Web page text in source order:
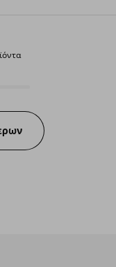
διαθέσιμα προϊόντα
Top